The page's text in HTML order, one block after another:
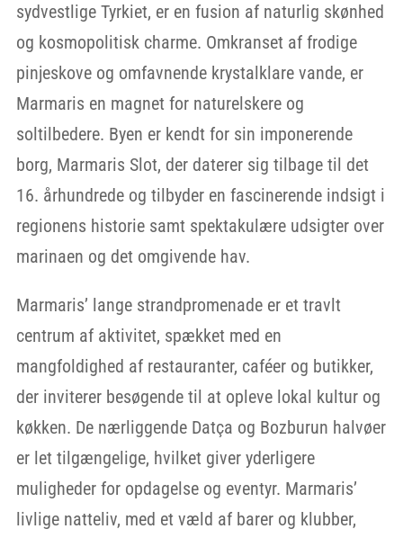
sydvestlige Tyrkiet, er en fusion af naturlig skønhed
og kosmopolitisk charme. Omkranset af frodige
pinjeskove og omfavnende krystalklare vande, er
Marmaris en magnet for naturelskere og
soltilbedere. Byen er kendt for sin imponerende
borg, Marmaris Slot, der daterer sig tilbage til det
16. århundrede og tilbyder en fascinerende indsigt i
regionens historie samt spektakulære udsigter over
marinaen og det omgivende hav.
Marmaris’ lange strandpromenade er et travlt
centrum af aktivitet, spækket med en
mangfoldighed af restauranter, caféer og butikker,
der inviterer besøgende til at opleve lokal kultur og
køkken. De nærliggende Datça og Bozburun halvøer
er let tilgængelige, hvilket giver yderligere
muligheder for opdagelse og eventyr. Marmaris’
livlige natteliv, med et væld af barer og klubber,